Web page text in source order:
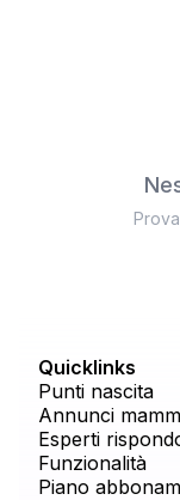
Quicklinks
Punti nascita
Annunci
Esperti
Funzionalità
Piano